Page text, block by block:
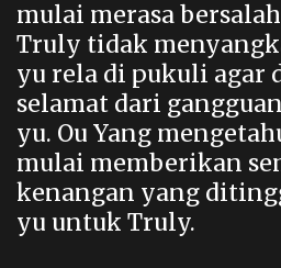
mulai merasa
Truly tidak
yu rela di pukuli agar
selamat dari
yu. Ou Yang
mulai memberikan
kenangan yang
yu untuk Truly.